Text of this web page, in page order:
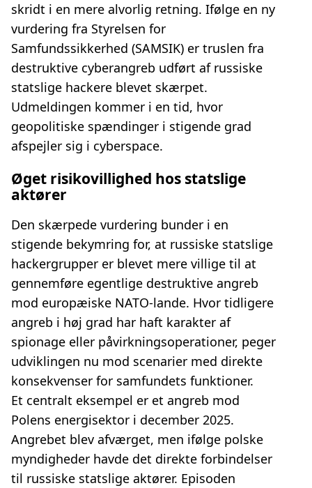
skridt i en mere alvorlig retning. Ifølge en ny
vurdering fra Styrelsen for
Samfundssikkerhed (SAMSIK) er truslen fra
destruktive cyberangreb udført af russiske
statslige hackere blevet skærpet.
Udmeldingen kommer i en tid, hvor
geopolitiske spændinger i stigende grad
afspejler sig i cyberspace.
Øget risikovillighed hos statslige
aktører
Den skærpede vurdering bunder i en
stigende bekymring for, at russiske statslige
hackergrupper er blevet mere villige til at
gennemføre egentlige destruktive angreb
mod europæiske NATO-lande. Hvor tidligere
angreb i høj grad har haft karakter af
spionage eller påvirkningsoperationer, peger
udviklingen nu mod scenarier med direkte
konsekvenser for samfundets funktioner.
Et centralt eksempel er et angreb mod
Polens energisektor i december 2025.
Angrebet blev afværget, men ifølge polske
myndigheder havde det direkte forbindelser
til russiske statslige aktører. Episoden